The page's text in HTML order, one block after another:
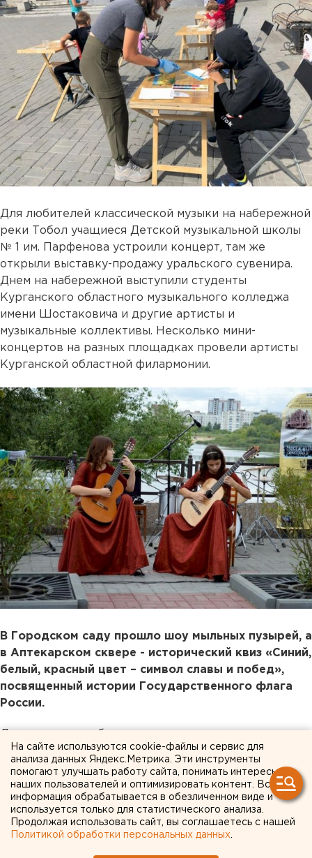
Для любителей классической музыки на набережной
реки Тобол учащиеся Детской музыкальной школы
№ 1 им. Парфенова устроили концерт, там же
открыли выставку-продажу уральского сувенира.
Днем на набережной выступили студенты
Курганского областного музыкального колледжа
имени Шостаковича и другие артисты и
музыкальные коллективы. Несколько мини-
концертов на разных площадках провели артисты
Курганской областной филармонии.
В Городском саду прошло шоу мыльных пузырей, а
в Аптекарском сквере - исторический квиз «Синий,
белый, красный цвет – символ славы и побед»,
посвященный истории Государственного флага
России.
Курганского областного художественного музея
устроили в Горсаду пленэр с участием народного
художника РФ Германа Травникова, а также
выставки «Город, которого нет», «Курганские
художники о Кургане».
На сайте используются cookie-файлы и сервис для
анализа данных Яндекс.Метрика. Эти инструменты
помогают улучшать работу сайта, понимать интересы
наших пользователей и оптимизировать контент. Вся
информация обрабатывается в обезличенном виде и
используется только для статистического анализа.
Продолжая использовать сайт, вы соглашаетесь с нашей
Политикой обработки персональных данных